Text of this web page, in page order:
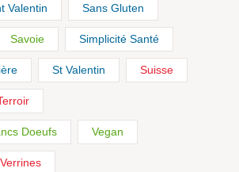
Valentin Sans Gluten
Savoie Simplicité Santé
St Valentin Suisse
Doeufs Vegan
Verrines